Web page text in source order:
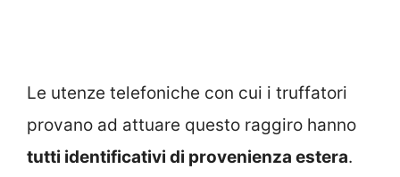
Le utenze telefoniche con cui i truffatori
provano ad attuare questo raggiro hanno
tutti identificativi di provenienza estera.